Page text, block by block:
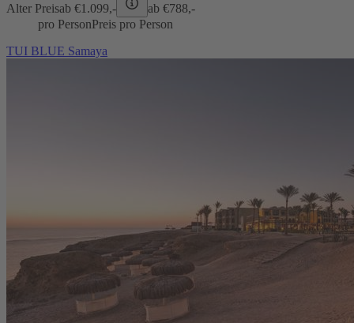
Alter Preisab €1.099,- ab €788,-
pro PersonPreis pro Person
TUI BLUE Samaya